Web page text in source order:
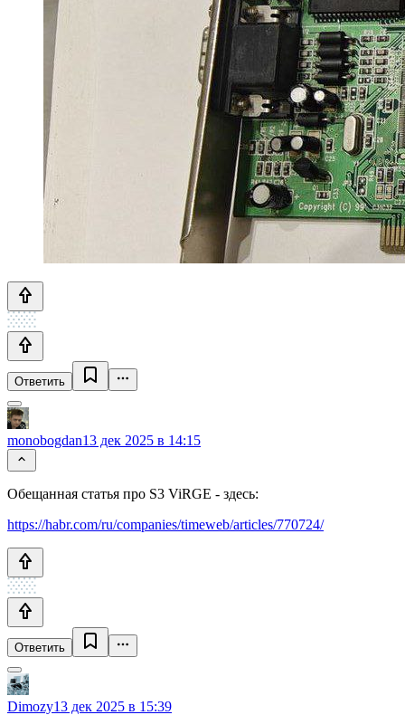
Ответить
monobogdan13 дек 2025 в 14:15
Обещанная статья про S3 ViRGE - здесь:
https://habr.com/ru/companies/timeweb/articles/770724/
Ответить
Dimozy13 дек 2025 в 15:39